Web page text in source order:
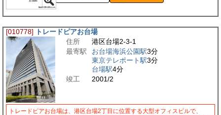
[010778]
トレードピアお台場
住所
港区台場2-3-1
最寄駅
お台場海浜公園駅3分
東京テレポート駅3分
台場駅4分
竣工
2001/2
トレードピアお台場は、港区台場2丁目に位置する大型オフィスビルで、